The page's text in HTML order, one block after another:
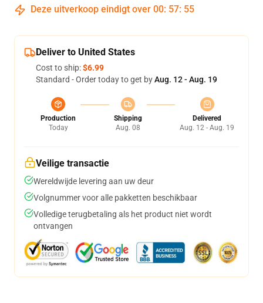
Deze uitverkoop eindigt over 00: 57: 54
Deliver to United States
Cost to ship:$6.99
Standard - Order today to get byAug. 12 - Aug. 19
Production
Today
Shipping
Aug. 08
Delivered
Aug. 12 - Aug. 19
Veilige transactie
Wereldwijde levering aan uw deur
Volgnummer voor alle pakketten beschikbaar
Volledige terugbetaling als het product niet wordt
ontvangen